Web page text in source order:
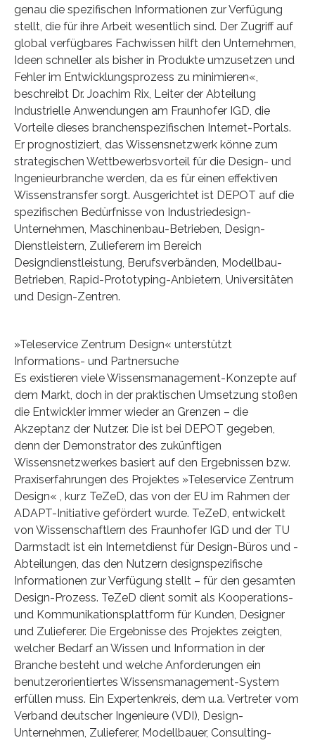
genau die spezifischen Informationen zur Verfügung
stellt, die für ihre Arbeit wesentlich sind. Der Zugriff auf
global verfügbares Fachwissen hilft den Unternehmen,
Ideen schneller als bisher in Produkte umzusetzen und
Fehler im Entwicklungsprozess zu minimieren«,
beschreibt Dr. Joachim Rix, Leiter der Abteilung
Industrielle Anwendungen am Fraunhofer IGD, die
Vorteile dieses branchenspezifischen Internet-Portals.
Er prognostiziert, das Wissensnetzwerk könne zum
strategischen Wettbewerbsvorteil für die Design- und
Ingenieurbranche werden, da es für einen effektiven
Wissenstransfer sorgt. Ausgerichtet ist DEPOT auf die
spezifischen Bedürfnisse von Industriedesign-
Unternehmen, Maschinenbau-Betrieben, Design-
Dienstleistern, Zulieferern im Bereich
Designdienstleistung, Berufsverbänden, Modellbau-
Betrieben, Rapid-Prototyping-Anbietern, Universitäten
und Design-Zentren.
»Teleservice Zentrum Design« unterstützt
Informations- und Partnersuche
Es existieren viele Wissensmanagement-Konzepte auf
dem Markt, doch in der praktischen Umsetzung stoßen
die Entwickler immer wieder an Grenzen – die
Akzeptanz der Nutzer. Die ist bei DEPOT gegeben,
denn der Demonstrator des zukünftigen
Wissensnetzwerkes basiert auf den Ergebnissen bzw.
Praxiserfahrungen des Projektes »Teleservice Zentrum
Design« , kurz TeZeD, das von der EU im Rahmen der
ADAPT-Initiative gefördert wurde. TeZeD, entwickelt
von Wissenschaftlern des Fraunhofer IGD und der TU
Darmstadt ist ein Internetdienst für Design-Büros und -
Abteilungen, das den Nutzern designspezifische
Informationen zur Verfügung stellt – für den gesamten
Design-Prozess. TeZeD dient somit als Kooperations-
und Kommunikationsplattform für Kunden, Designer
und Zulieferer. Die Ergebnisse des Projektes zeigten,
welcher Bedarf an Wissen und Information in der
Branche besteht und welche Anforderungen ein
benutzerorientiertes Wissensmanagement-System
erfüllen muss. Ein Expertenkreis, dem u.a. Vertreter vom
Verband deutscher Ingenieure (VDI), Design-
Unternehmen, Zulieferer, Modellbauer, Consulting-